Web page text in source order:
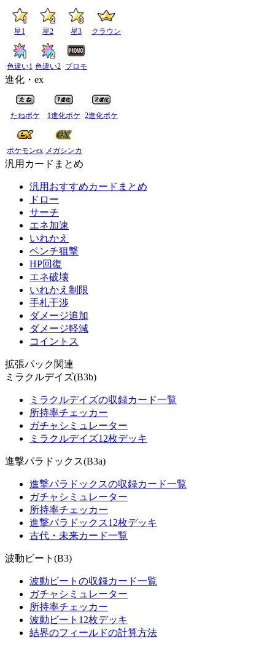
星1 星2 星3 クラウン
色違い1 色違い2 プロモ
進化・ex
たねポケ 1進化ポケ 2進化ポケ
ポケモンex メガシンカ
汎用カードまとめ
汎用おすすめカードまとめ
ドロー
サーチ
エネ加速
いれかえ
ベンチ狙撃
HP回復
エネ破壊
いれかえ制限
手札干渉
ダメージ追加
ダメージ軽減
コイントス
拡張パック関連
ミラクルデイズ(B3b)
ミラクルデイズの収録カード一覧
所持率チェッカー
ガチャシミュレーター
ミラクルデイズ12枚デッキ
進撃パラドックス(B3a)
進撃パラドックスの収録カード一覧
ガチャシミュレーター
所持率チェッカー
進撃パラドックス12枚デッキ
古代・未来カード一覧
波動ビート(B3)
波動ビートの収録カード一覧
ガチャシミュレーター
所持率チェッカー
波動ビート12枚デッキ
結界のフィールドの計算方法